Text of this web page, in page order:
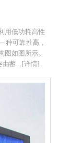
用低功耗高性
种可靠性高，
如图所示。
由蓄...[详情]